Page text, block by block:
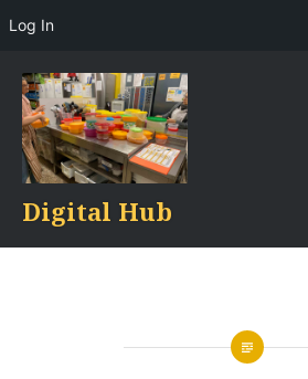
content
Digital Hub
Log In